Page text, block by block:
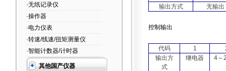
·无纸记录仪
·操作器
·电力仪表
·转速/线速/扭矩测量仪
·智能计数器/计时器
其他国产仪器
输出方式
无输出
控制输出
代码 1
输出方
式
继电器 4～